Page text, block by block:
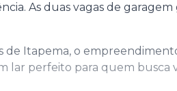
As duas vagas de
de Itapema, o
lar perfeito para quem busca